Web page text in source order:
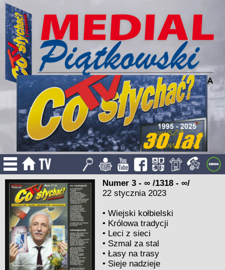
Numer 3 - ∞ /1318 - ∞/
22 stycznia 2023
•Wiejski kołbielski
• Królowa tradycji
• Leci z sieci
• Szmal za stal
•Łasy na trasy
• Sieje nadzieje